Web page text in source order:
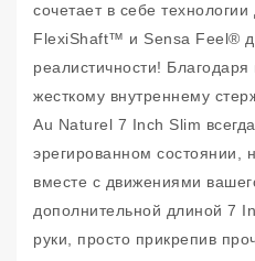
сочетает в себе
FlexiShaft™ и Sensa Feel®
реалистичности!
жесткому внутреннему
Au Naturel 7 Inch Slim
эрегированном состоянии,
вместе с движениями
дополнительной длиной 7
руки, просто прикрепив